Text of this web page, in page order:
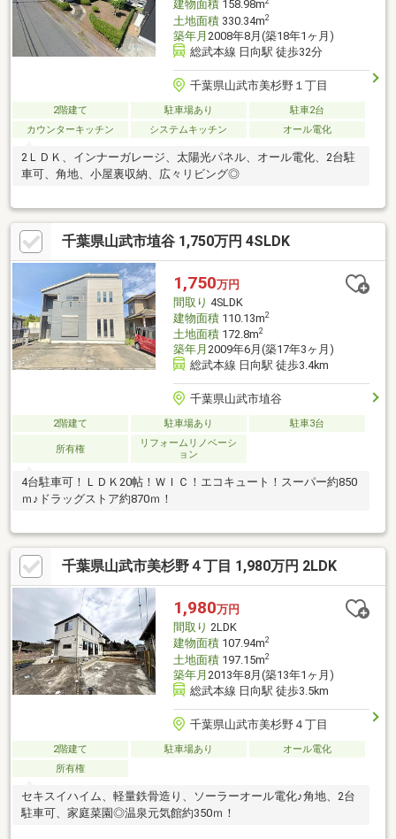
建物面積158.98m
土地面積330.34m2
築年月 2008年8月(築18年1ヶ月)
総武本線 日向駅 徒歩32分
千葉県山武市美杉野１丁目
2階建て 駐車場あり
駐車2台
カウンターキッチン
システムキッチン オール電化
2ＬＤＫ、インナーガレージ、太陽光パネル、オール電化、2台駐
車可、角地、小屋裏収納、広々リビング◎
千葉県山武市埴谷 1,750万円 4SLDK
1,750万円
間取り 4SLDK
建物面積110.13m2
土地面積172.8m2
築年月 2009年6月(築17年3ヶ月)
総武本線 日向駅 徒歩3.4km
千葉県山武市埴谷
2階建て 駐車場あり 駐車3台
所有権
リフォームリノベーシ
ョン
4台駐車可！ＬＤＫ20帖！ＷＩＣ！エコキュート！スーパー約850
ｍ♪ドラッグストア約870ｍ！
千葉県山武市美杉野４丁目 1,980万円 2LDK
1,980万円
間取り 2LDK
建物面積107.94m2
土地面積197.15m2
築年月 2013年8月(築13年1ヶ月)
総武本線 日向駅 徒歩3.5km
千葉県山武市美杉野４丁目
2階建て 駐車場あり
オール電化
所有権
セキスイハイム、軽量鉄骨造り、ソーラーオール電化♪角地、2台
駐車可、家庭菜園◎温泉元気館約350ｍ！